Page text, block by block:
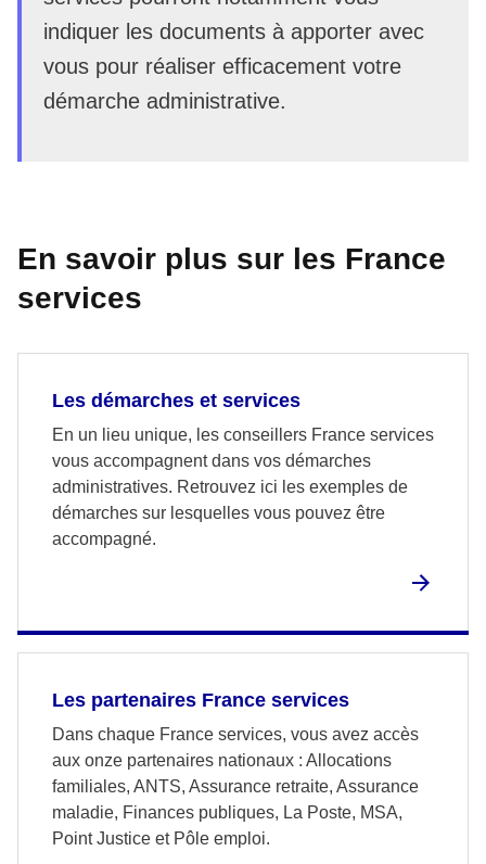
indiquer les documents à apporter avec
vous pour réaliser efficacement votre
démarche administrative.
En savoir plus sur les France
services
Les démarches et services
En un lieu unique, les conseillers France services
vous accompagnent dans vos démarches
administratives. Retrouvez ici les exemples de
démarches sur lesquelles vous pouvez être
accompagné.
Les partenaires France services
Dans chaque France services, vous avez accès
aux onze partenaires nationaux : Allocations
familiales, ANTS, Assurance retraite, Assurance
maladie, Finances publiques, La Poste, MSA,
Point Justice et Pôle emploi.